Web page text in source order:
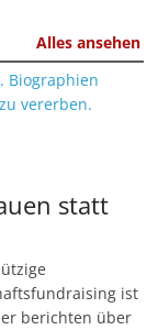
Alles ansehen
statt
ist
berichten über